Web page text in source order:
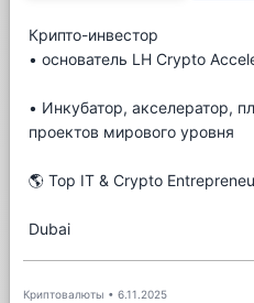
Крипто-инвестор
• основатель LH Crypto
• Инкубатор, акселератор,
проектов мирового уровня
🌎 Top IT & Crypto
Dubai
Криптовалюты • 6.11.2025